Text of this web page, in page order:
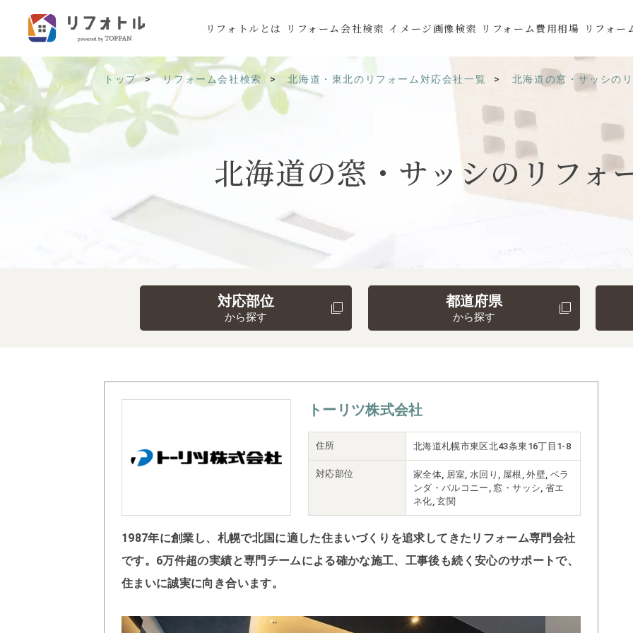
リフォトルとは リフォーム会社検索 イメージ画像検索 リフォーム費用相場 リフォー
トップ リフォーム会社検索 北海道・東北のリフォーム対応会社一覧 北海道の窓・サッシの
北海道の窓・サッシのリフォ
対応部位
から探す
都道府県
から探す
トーリツ株式会社
住所 北海道札幌市東区北43条東16丁目1-8
対応部位
家全体, 居室, 水回り, 屋根, 外壁, ベラ
ンダ・バルコニー, 窓・サッシ, 省エ
ネ化, 玄関
1987年に創業し、札幌で北国に適した住まいづくりを追求してきたリフォーム専門会社
です。6万件超の実績と専門チームによる確かな施工、工事後も続く安心のサポートで、
住まいに誠実に向き合います。